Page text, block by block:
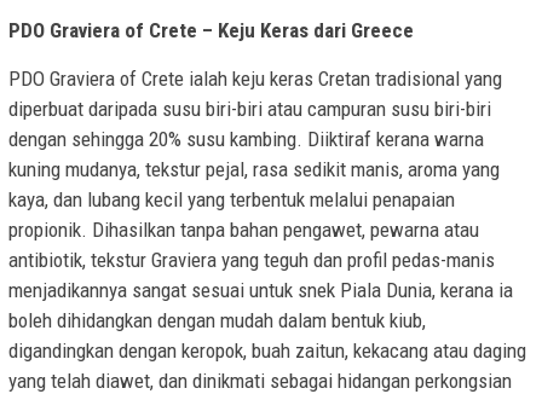
PDO Graviera of Crete – Keju Keras dari Greece
PDO Graviera of Crete ialah keju keras Cretan tradisional yang
diperbuat daripada susu biri-biri atau campuran susu biri-biri
dengan sehingga 20% susu kambing. Diiktiraf kerana warna
kuning mudanya, tekstur pejal, rasa sedikit manis, aroma yang
kaya, dan lubang kecil yang terbentuk melalui penapaian
propionik. Dihasilkan tanpa bahan pengawet, pewarna atau
antibiotik, tekstur Graviera yang teguh dan profil pedas-manis
menjadikannya sangat sesuai untuk snek Piala Dunia, kerana ia
boleh dihidangkan dengan mudah dalam bentuk kiub,
digandingkan dengan keropok, buah zaitun, kekacang atau daging
yang telah diawet, dan dinikmati sebagai hidangan perkongsian